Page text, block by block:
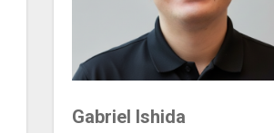
Gabriel Ishida